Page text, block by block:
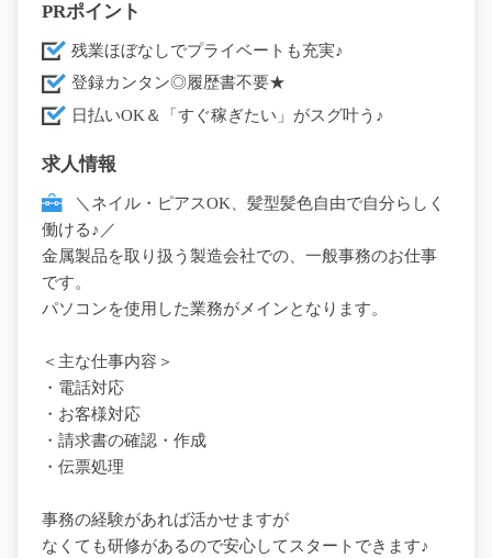
PRポイント
残業ほぼなしでプライベートも充実♪
登録カンタン◎履歴書不要★
日払いOK＆「すぐ稼ぎたい」がスグ叶う♪
求人情報
＼ネイル・ピアスOK、髪型髪色自由で自分らしく
働ける♪／
金属製品を取り扱う製造会社での、一般事務のお仕事
です。
パソコンを使用した業務がメインとなります。
＜主な仕事内容＞
・電話対応
・お客様対応
・請求書の確認・作成
・伝票処理
事務の経験があれば活かせますが
なくても研修があるので安心してスタートできます♪